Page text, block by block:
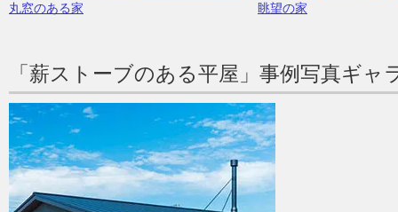
丸窓のある家 眺望の家
「薪ストーブのある平屋」事例写真ギャ